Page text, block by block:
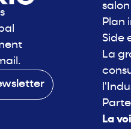
salon
Plan
Side
La
La